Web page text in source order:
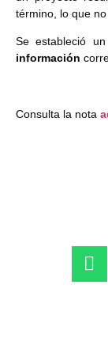
término, lo que
Se estableció
información
Consulta la nota